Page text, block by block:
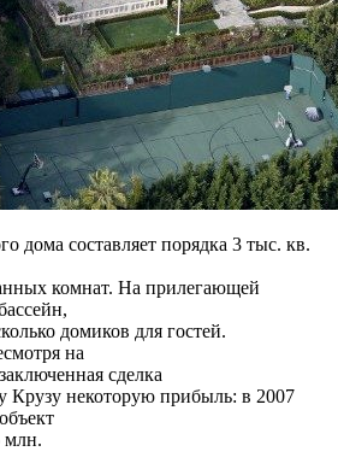
дома составляет порядка 3 тыс. кв.
комнат. На прилегающей
домиков для гостей.
на
сделка
Крузу некоторую прибыль: в 2007
млн.